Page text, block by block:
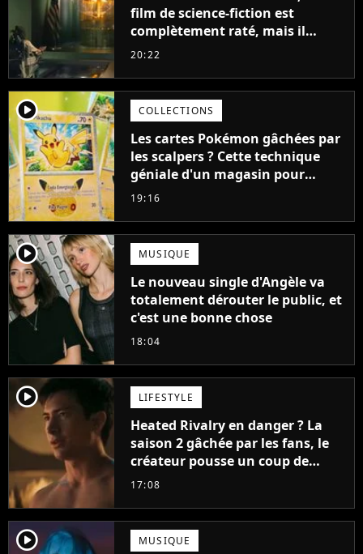
film de science-fiction est
complètement raté, mais il
aurait pu être encore pire à
20:22
player2 COLLECTIONS
Les cartes Pokémon gâchées par
les scalpers ? Cette technique
géniale d'un magasin pour
ruiner les revendeurs
19:16
player2 MUSIQUE
Le nouveau single d'Angèle va
totalement dérouter le public, et
c'est une bonne chose
18:04
player2 LIFESTYLE
Heated Rivalry en danger ? La
saison 2 gâchée par les fans, le
créateur pousse un coup de
gueule
17:08
player2 MUSIQUE